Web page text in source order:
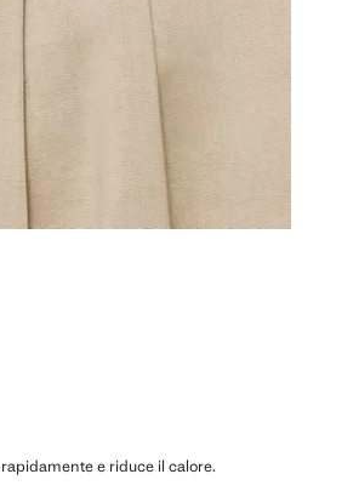
e riduce il calore.